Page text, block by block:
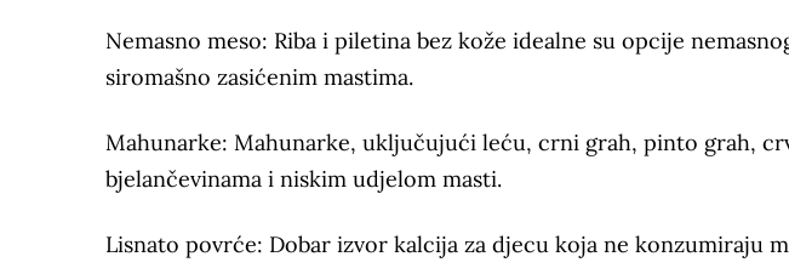
Nemasno meso: Riba i piletina bez kože idealne su opcije
siromašno zasićenim mastima.
Mahunarke: Mahunarke, uključujući leću, crni grah, pinto grah,
bjelančevinama i niskim udjelom masti.
Lisnato povrće: Dobar izvor kalcija za djecu koja ne konzumiraju